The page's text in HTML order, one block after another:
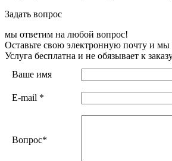
Задать вопрос
мы ответим на любой вопрос!
Оставьте свою электронную почту и
Услуга бесплатна и не обязывает к
Ваше имя
E-mail *
Вопрос*